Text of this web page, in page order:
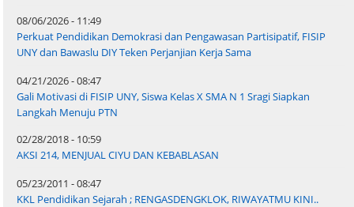
08/06/2026 - 11:49
Perkuat Pendidikan Demokrasi dan Pengawasan Partisipatif, FISIP
UNY dan Bawaslu DIY Teken Perjanjian Kerja Sama
04/21/2026 - 08:47
Gali Motivasi di FISIP UNY, Siswa Kelas X SMA N 1 Sragi Siapkan
Langkah Menuju PTN
02/28/2018 - 10:59
AKSI 214, MENJUAL CIYU DAN KEBABLASAN
05/23/2011 - 08:47
KKL Pendidikan Sejarah ; RENGASDENGKLOK, RIWAYATMU KINI..